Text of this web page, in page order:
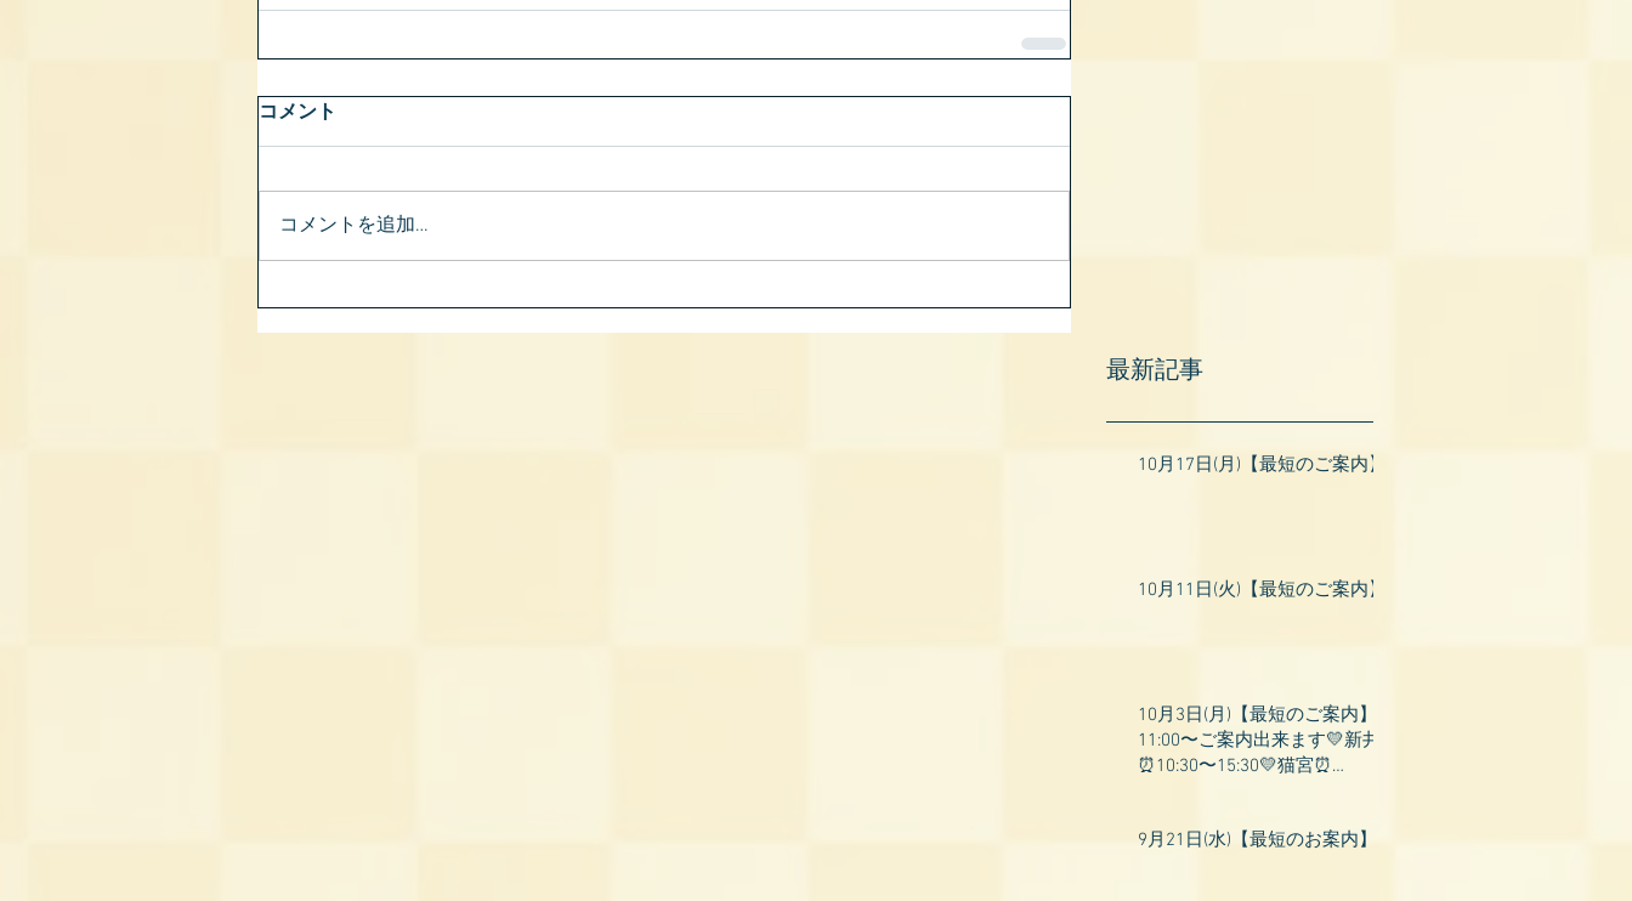
コメント
コメントを追加…
最新記事
10月17日(月)【最短のご案内】
10月11日(火)【最短のご案内】
10月3日(月)【最短のご案内】
11:00〜ご案内出来ます💛新井
⏰10:30〜15:30💛猫宮⏰
9月21日(水)【最短のお案内】